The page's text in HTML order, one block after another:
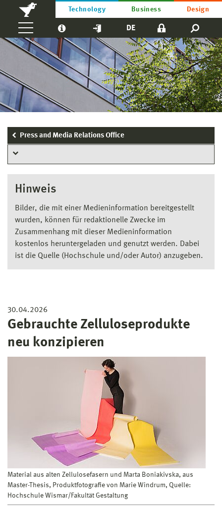
Technology Business Design
DE
Press and Media Relations Office
Hinweis
Bilder, die mit einer Medieninformation bereitgestellt
wurden, können für redaktionelle Zwecke im
Zusammenhang mit dieser Medieninformation
kostenlos heruntergeladen und genutzt werden. Dabei
ist die Quelle (Hochschule und/oder Autor) anzugeben.
30.04.2026
Gebrauchte Zelluloseprodukte
neu konzipieren
Material aus alten Zellulosefasern und Marta Boniakivska, aus
Master-Thesis, Produktfotografie von Marie Windrum, Quelle:
Hochschule Wismar/Fakultät Gestaltung